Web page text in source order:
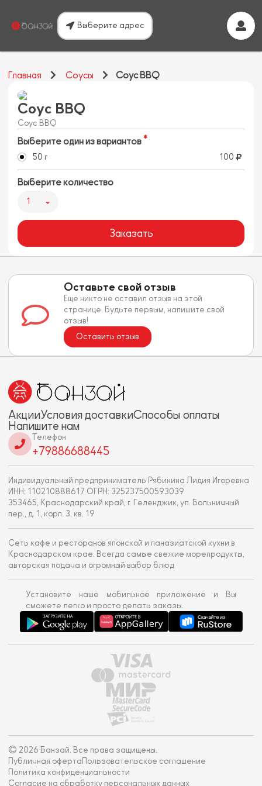
Выберите адрес
Главная Соусы Соус BBQ
Соус BBQ
Соус BBQ
Выберите один из вариантов
50 г 100
Выберите количество
1
Заказать
Оставьте свой отзыв
Еще никто не оставил отзыв на этой
странице. Будьте первым, напишите свой
отзыв!
Оставить отзыв
АкцииУсловия доставкиСпособы оплаты
Напишите нам
Телефон
+79886688445
Индивидуальный предприниматель Рябинина Лидия Игоревна
ИНН: 110210888617 ОГРН: 325237500593039
353465, Краснодарский край, г. Геленджик, ул. Больничный
пер., д. 1, корп. 3, кв. 19
Сеть кафе и ресторанов японской и паназиатской кухни в
Краснодарском крае. Всегда самые свежие морепродукты,
авторская подача и огромный выбор блюд
Установите наше мобильное приложение и Вы
сможете легко и просто делать заказы.
© 2026 Банзай. Все права защищены.
Публичная оферта Пользовательское соглашение
Политика конфиденциальности
Согласие на обработку персональных данных